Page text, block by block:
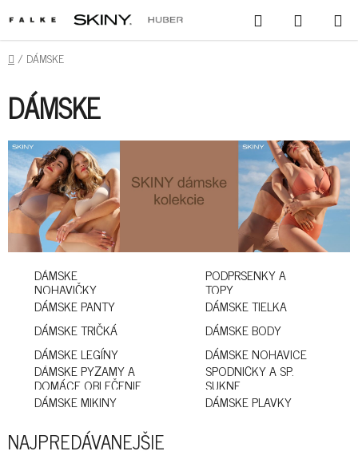
NA
OBSAH
HĽADAŤ
KOŠÍK
DOMOV
/ DÁMSKE
DÁMSKE
DÁMSKE
NOHAVIČKY
PODPRSENKY A
TOPY
DÁMSKE PANTY
DÁMSKE TIELKA
DÁMSKE TRIČKÁ
DÁMSKE BODY
DÁMSKE LEGÍNY
DÁMSKE NOHAVICE
DÁMSKE PYŽAMY A
DOMÁCE OBLEČENIE
SPODNIČKY A SP.
SUKNE
DÁMSKE MIKINY
DÁMSKE PLAVKY
NAJPREDÁVANEJŠIE